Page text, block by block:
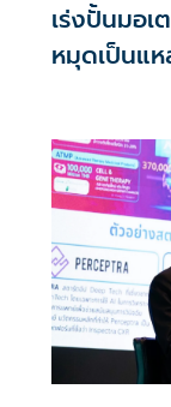
เร่งปั้นมอ
หมุดเป็นแ